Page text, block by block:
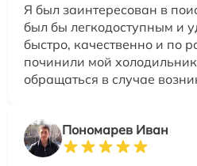
Я был заинтересован в
был бы легкодоступным и
быстро, качественно и по
починили мой
обращаться в случае
Пономарев Иван